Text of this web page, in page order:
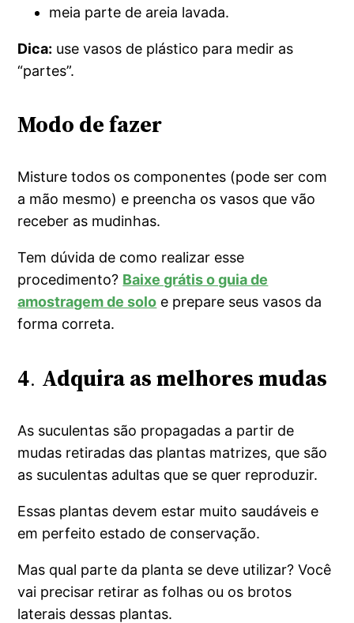
meia parte de areia lavada.
Dica: use vasos de plástico para medir as
“partes”.
Modo de fazer
Misture todos os componentes (pode ser com
a mão mesmo) e preencha os vasos que vão
receber as mudinhas.
Tem dúvida de como realizar esse
procedimento? Baixe grátis o guia de
amostragem de solo e prepare seus vasos da
forma correta.
4. Adquira as melhores mudas
As suculentas são propagadas a partir de
mudas retiradas das plantas matrizes, que são
as suculentas adultas que se quer reproduzir.
Essas plantas devem estar muito saudáveis e
em perfeito estado de conservação.
Mas qual parte da planta se deve utilizar? Você
vai precisar retirar as folhas ou os brotos
laterais dessas plantas.